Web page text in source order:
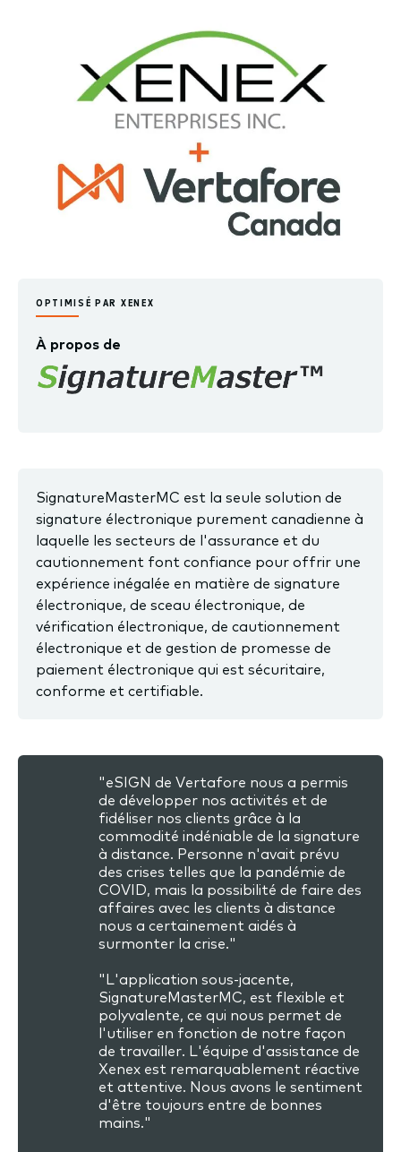
OPTIMISÉ PAR XENEX
À propos de
SignatureMasterMC est la seule solution de
signature électronique purement canadienne à
laquelle les secteurs de l'assurance et du
cautionnement font confiance pour offrir une
expérience inégalée en matière de signature
électronique, de sceau électronique, de
vérification électronique, de cautionnement
électronique et de gestion de promesse de
paiement électronique qui est sécuritaire,
conforme et certifiable.
"eSIGN de Vertafore nous a permis
de développer nos activités et de
fidéliser nos clients grâce à la
commodité indéniable de la signature
à distance. Personne n'avait prévu
des crises telles que la pandémie de
COVID, mais la possibilité de faire des
affaires avec les clients à distance
nous a certainement aidés à
surmonter la crise."
"L'application sous-jacente,
SignatureMasterMC, est flexible et
polyvalente, ce qui nous permet de
l'utiliser en fonction de notre façon
de travailler. L'équipe d'assistance de
Xenex est remarquablement réactive
et attentive. Nous avons le sentiment
d'être toujours entre de bonnes
mains."